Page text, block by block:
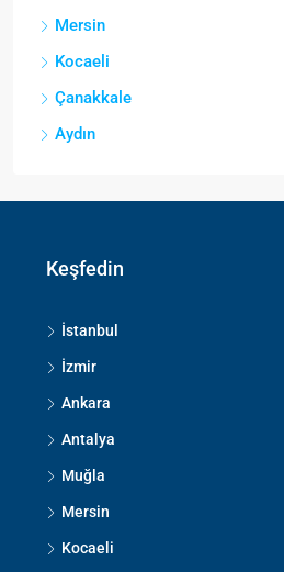
Mersin
Kocaeli
Çanakkale
Aydın
Keşfedin
İstanbul
İzmir
Ankara
Antalya
Muğla
Mersin
Kocaeli